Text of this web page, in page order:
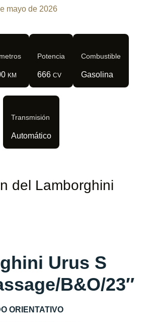
mayo de 2026
KM
Potencia
666 CV
Combustible
Gasolina
Transmisión
Automático
del Lamborghini
Urus S
B&O/23″
ORIENTATIVO